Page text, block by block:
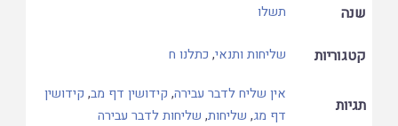
שנה תשלו
קטגוריות שליחות ותנאי, כתלנו ח
תגיות
אין שליח לדבר עבירה, קידושין דף מב, קידושין
דף מג, שליחות, שליחות לדבר עבירה